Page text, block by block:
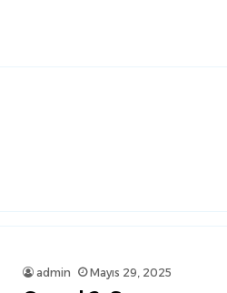
admin Mayıs 29, 2025